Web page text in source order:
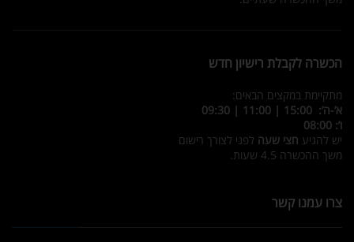
הכשרה לקבלת רישיון חדש
מתקיימת במקצים הבאים:
א’-ה’: 15:00 | 11:00 | 09:30
ו’: 08:00
יש להגיע חצי שעה לפני לצורך רישום
משך ההכשרה 4.5 שעות.
צרו עמנו קשר